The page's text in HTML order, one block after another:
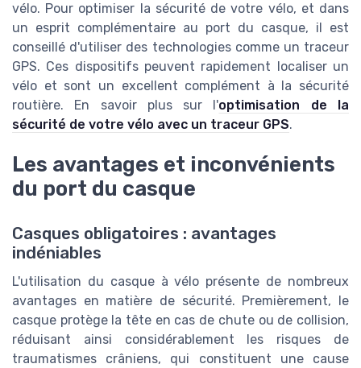
vélo. Pour optimiser la sécurité de votre vélo, et dans
un esprit complémentaire au port du casque, il est
conseillé d'utiliser des technologies comme un traceur
GPS. Ces dispositifs peuvent rapidement localiser un
vélo et sont un excellent complément à la sécurité
routière. En savoir plus sur l'optimisation de la
sécurité de votre vélo avec un traceur GPS.
Les avantages et inconvénients
du port du casque
Casques obligatoires : avantages
indéniables
L'utilisation du casque à vélo présente de nombreux
avantages en matière de sécurité. Premièrement, le
casque protège la tête en cas de chute ou de collision,
réduisant ainsi considérablement les risques de
traumatismes crâniens, qui constituent une cause